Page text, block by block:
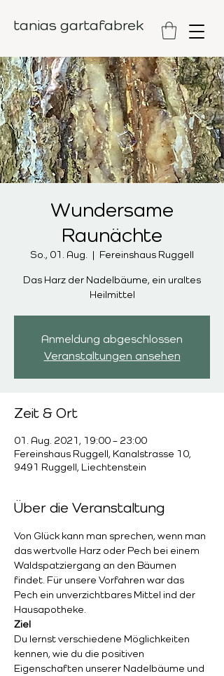
tanias gartafabrek
Wundersame
Raunächte
So., 01. Aug.
  |
Fereinshaus Ruggell
Das Harz der Nadelbäume, ein uraltes
Heilmittel
Anmeldung abgeschlossen
Veranstaltungen ansehen
Zeit & Ort
01. Aug. 2021, 19:00 – 23:00
Fereinshaus Ruggell, Kanalstrasse 10,
9491 Ruggell, Liechtenstein
Über die Veranstaltung
Von Glück kann man sprechen, wenn man
das wertvolle Harz oder Pech bei einem
Waldspatziergang an den Bäumen
findet. Für unsere Vorfahren war das
Pech ein unverzichtbares Mittel ind der
Hausapotheke.
Ziel
Du lernst verschiedene Möglichkeiten
kennen, wie du die positiven
Eigenschaften unserer Nadelbäume und